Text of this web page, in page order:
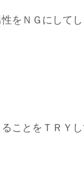
をＮＧにして
ことをＴＲＹ